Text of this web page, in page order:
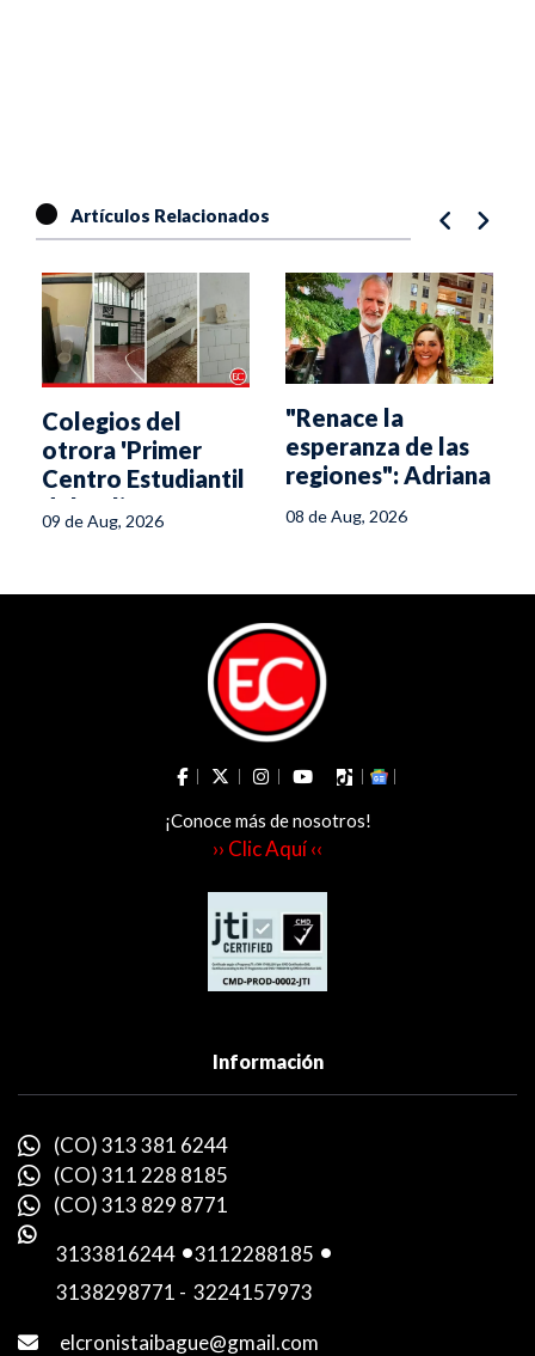
Artículos Relacionados
Colegios del
otrora 'Primer
Centro Estudiantil
del Tolima' se
caen a pedazos
09 de Aug, 2026
"Renace la
esperanza de las
regiones": Adriana
08 de Aug, 2026
¡Conoce más de nosotros!
›› Clic Aquí ‹‹
Información
(CO) 313 381 6244
(CO) 311 228 8185
(CO) 313 829 8771
3133816244 -3112288185 -
3138298771 - 3224157973
elcronistaibague@gmail.com